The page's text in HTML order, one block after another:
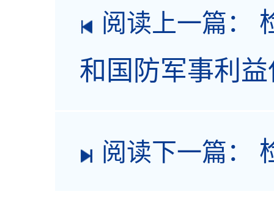
阅读上一篇：
和国防军事利
阅读下一篇：